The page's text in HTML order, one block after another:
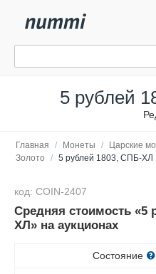
5 рублей
Главная / Монеты / Царские
Золото
/ 5 рублей 1803, СПБ-ХЛ
код: COIN-2407
Средняя стоимость «5
ХЛ» на аукционах
Состояние